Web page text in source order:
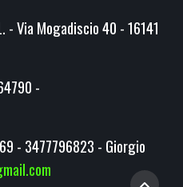
- Via Mogadiscio 40 - 16141
-
- 3477796823 - Giorgio